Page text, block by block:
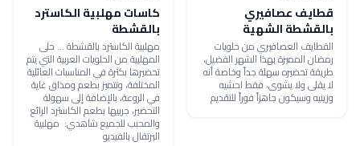
قطايف عصافيري
بالقشطة الشهية
القطايف العصافيري من حلويات
رمضان المميزة بهذا الشهر الفضيل،
طريقة تحضيره سهلة جداً وخاصة أنه
لا يقلى ولا يشوى، فقط احشيه
وزينيه وسيكون جاهزاً فوراً للتقديم
كاسات مهلبية الكاسترد
بالقشطة
مهلبية الكاسترد بالقشطة ... حلى
المهلبية من الحلويات العربية التي يتم
تحضيرها بكثرة في المناسبات العائلية
المختلفة، وتتميز بطعم ومذاق غاية
في الروعة، بالإضافة إلى سهولة
التحضير، جربيها بطعم الكاسترد الرائع
والمحبب للجميع شاهدي: مهلبية
البرتقال بالفيديو